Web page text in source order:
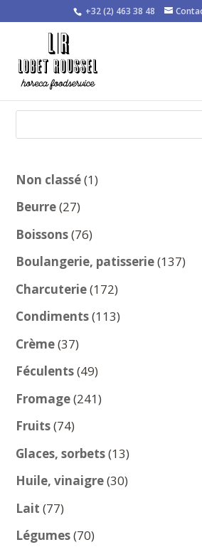
+32 (2) 463 38 48
Non classé 11
Beurre 2727
produits
Boissons 7676
produits
Boulangerie, patisserie 137137
Charcuterie 172172
produits
Condiments 113113
Crème 3737
produits
Féculents 4949
produits
Fromage 241241
Fruits 7474
produits
Glaces, sorbets 1313
produits
Huile, vinaigre 3030
Lait 7777
produits
Légumes 7070